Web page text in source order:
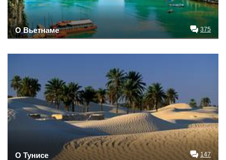
О Вьетнаме 375
О Тунисе 147